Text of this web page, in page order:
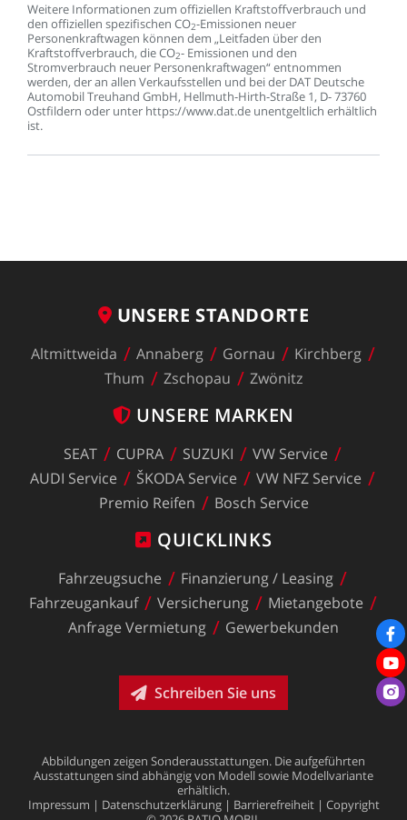
Weitere Informationen zum offiziellen Kraftstoffverbrauch und
den offiziellen spezifischen CO2-Emissionen neuer
Personenkraftwagen können dem „Leitfaden überden
Kraftstoffverbrauch, dieCO2- Emissionen und den
Stromverbrauch neuer Personenkraftwagen“entnommen
werden, deran allen Verkaufsstellen und beider DAT Deutsche
AutomobilTreuhand GmbH, Hellmuth-Hirth-Straße 1, D-73760
Ostfildern oder unter https://www.dat.de unentgeltlich erhältlich
ist.
UNSERE STANDORTE
Altmittweida Annaberg Gornau
Kirchberg
Thum
Zschopau Zwönitz
UNSERE MARKEN
SEAT CUPRA SUZUKI VW Service
AUDI Service ŠKODA Service VW NFZ Service
Premio Reifen Bosch Service
QUICKLINKS
Fahrzeugsuche Finanzierung/ Leasing
Fahrzeugankauf
Versicherung
Mietangebote
Anfrage Vermietung Gewerbekunden
Schreiben Sie uns
Abbildungen zeigen Sonderausstattungen. Dieaufgeführten
Ausstattungen sind abhängigvon Modellsowie Modellvariante
erhältlich.
Impressum | Datenschutzerklärung | Barrierefreiheit | Copyright